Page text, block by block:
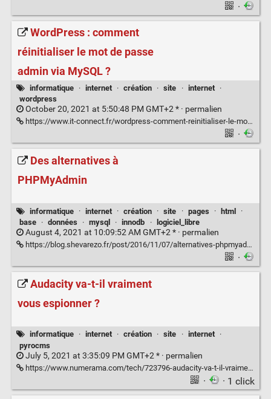
·
WordPress : comment
réinitialiser le mot de passe
admin via MySQL ?
informatique · internet · création · site · internet
·
wordpress
October 20, 2021 at 5:50:48 PM GMT+2 * · permalien
https://www.it-connect.fr/wordpress-comment-reinitialiser-le-mot-de-passe-admin-via-mysql/
·
Des alternatives à
PHPMyAdmin
informatique · internet · création · site · pages · html
·
base
· données · mysql · innodb · logiciel_libre
August 4, 2021 at 10:09:52 AM GMT+2 * · permalien
https://blog.shevarezo.fr/post/2016/11/07/alternatives-phpmyadmin-adminer-workbench
·
Audacity va-t-il vraiment
vous espionner ?
informatique · internet · création · site · internet
·
pyrocms
July 5, 2021 at 3:35:09 PM GMT+2 * · permalien
https://www.numerama.com/tech/723796-audacity-va-t-il-vraiment-vous-espionner.html
· · 1 click